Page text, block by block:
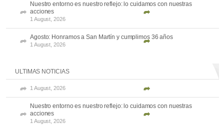
Nuestro entorno es nuestro reflejo: lo cuidamos con nuestras
acciones
1 August, 2026
Agosto: Honramos a San Martín y cumplimos 36 años
1 August, 2026
ULTIMAS NOTICIAS
1 August, 2026
Nuestro entorno es nuestro reflejo: lo cuidamos con nuestras
acciones
1 August, 2026